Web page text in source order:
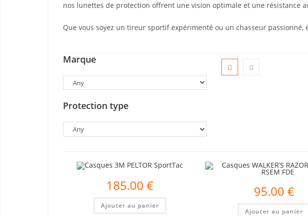
nos lunettes de protection offrent une vision optimale et une résistance
Que vous soyez un tireur sportif expérimenté ou un chasseur
Marque
Protection type
185.00 €
Ajouter au panier
95.00 €
Ajouter au panier